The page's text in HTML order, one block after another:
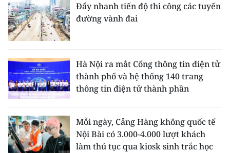
Đẩy nhanh tiến độ thi công các tuyến
đường vành đai
Hà Nội ra mắt Cổng thông tin điện tử
thành phố và hệ thống 140 trang
thông tin điện tử thành phần
Mỗi ngày, Cảng Hàng không quốc tế
Nội Bài có 3.000-4.000 lượt khách
làm thủ tục qua kiosk sinh trắc học